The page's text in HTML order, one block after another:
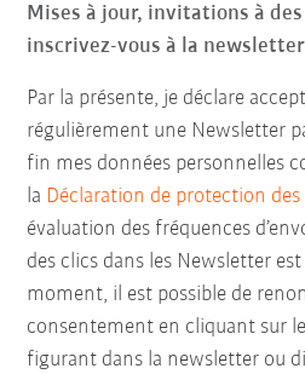
Mises à jour, invitations à
inscrivez-vous à la newsletter
Par la présente, je déclare
régulièrement une Newsletter
fin mes données personnelles
la Déclaration de protection des
évaluation des fréquences
des clics dans les Newsletter
moment, il est possible de
consentement en cliquant sur
figurant dans la newsletter ou